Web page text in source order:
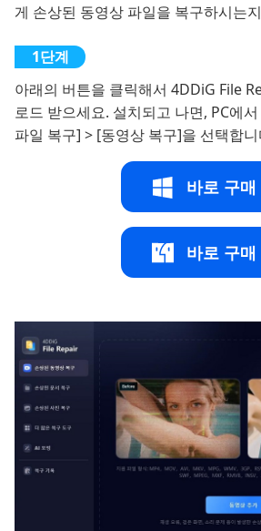
게 손상된 동영상 파일을 복구하시는
아래의 버튼을 클릭해서 4DDiG File
로드 받으세요. 설치되고 나면, PC에
파일 복구] > [동영상 복구]을 선택합니
바로 구매
바로 구매